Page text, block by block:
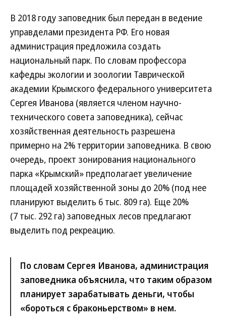
В 2018 году заповедник был передан в ведение
управделами президента РФ. Его новая
администрация предложила создать
национальный парк. По словам профессора
кафедры экологии и зоологии Таврической
академии Крымского федерального университета
Сергея Иванова (является членом научно-
технического совета заповедника), сейчас
хозяйственная деятельность разрешена
примерно на 2% территории заповедника. В свою
очередь, проект зонирования национального
парка «Крымский» предполагает увеличение
площадей хозяйственной зоны до 20% (под нее
планируют выделить 6 тыс. 809 га). Еще 20%
(7 тыс. 292 га) заповедных лесов предлагают
выделить под рекреацию.
По словам Сергея Иванова, администрация
заповедника объяснила, что таким образом
планирует зарабатывать деньги, чтобы
«бороться с браконьерством» в нем.